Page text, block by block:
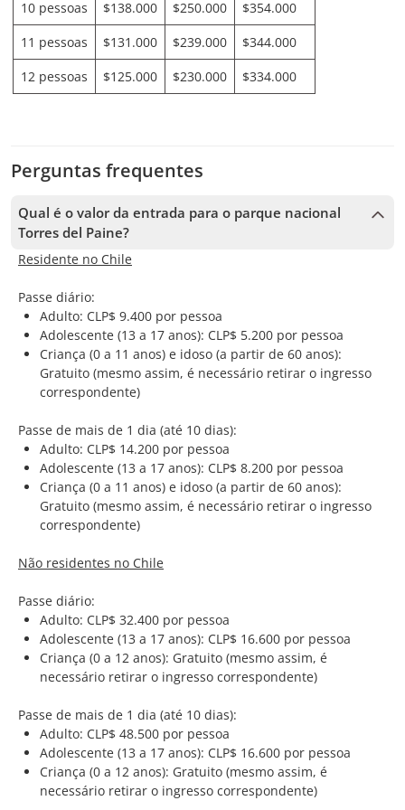
10 pessoas $138.000 $250.000
$354.000
11 pessoas
$131.000 $239.000
$344.000
12 pessoas
$125.000 $230.000 $334.000
Perguntas frequentes
Qual é o valor da entrada para o parque nacional
Torres del Paine?
Residente no Chile
Passe diário:
Adulto: CLP$ 9.400 por pessoa
Adolescente (13 a 17 anos): CLP$ 5.200 por pessoa
Criança (0 a 11 anos) e idoso (a partir de 60 anos):
Gratuito (mesmo assim, é necessário retirar o ingresso
correspondente)
Passe de mais de 1 dia (até 10 dias):
Adulto: CLP$ 14.200 por pessoa
Adolescente (13 a 17 anos): CLP$ 8.200 por pessoa
Criança (0 a 11 anos) e idoso (a partir de 60 anos):
Gratuito (mesmo assim, é necessário retirar o ingresso
correspondente)
Não residentes no Chile
Passe diário:
Adulto: CLP$ 32.400 por pessoa
Adolescente (13 a 17 anos): CLP$ 16.600 por pessoa
Criança (0 a 12 anos): Gratuito (mesmo assim, é
necessário retirar o ingresso correspondente)
Passe de mais de 1 dia (até 10 dias):
Adulto: CLP$ 48.500 por pessoa
Adolescente (13 a 17 anos): CLP$ 16.600 por pessoa
Criança (0 a 12 anos): Gratuito (mesmo assim, é
necessário retirar o ingresso correspondente)